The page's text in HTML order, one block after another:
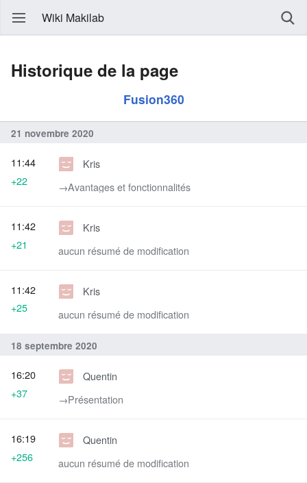
Wiki Makilab
Historique de la page
Fusion360
21 novembre 2020
Kris
→‎Avantages et fonctionnalités
11:44
+22
Kris
aucun résumé de modification
11:42
+21
Kris
aucun résumé de modification
11:42
+25
18 septembre 2020
Quentin
→‎Présentation
16:20
+37
Quentin
aucun résumé de modification
16:19
+256